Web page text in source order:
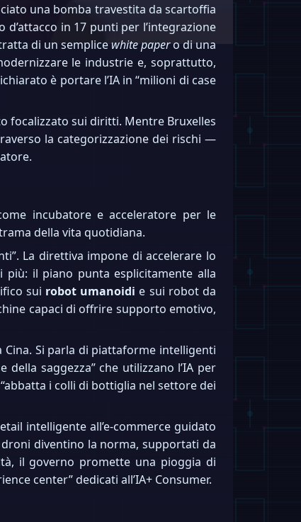
una bomba travestita da scartoffia
in 17 punti per l’integrazione
di un semplicewhite papero di una
le industrie e, soprattutto,
è portare l’IA in “milioni di case
focalizzato sui diritti. Mentre Bruxelles
la categorizzazione dei rischi —
incubatore e acceleratore per le
della vita quotidiana.
La direttiva impone di accelerare lo
più: il piano punta esplicitamente alla
sui robot umanoidi e sui robot da
capaci di offrire supporto emotivo,
Si parla di piattaforme intelligenti
saggezza” che utilizzano l’IA per
i colli di bottiglia nel settore dei
intelligente all’e-commerce guidato
droni diventino la norma, supportati da
il governo promette una pioggia di
center” dedicati all’IA+ Consumer.